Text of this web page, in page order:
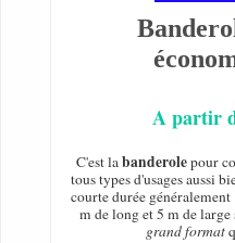
A partir
C'est labanderolepour
tous types d'usages aussi
courte durée
m de long et 5 m de large
grand format